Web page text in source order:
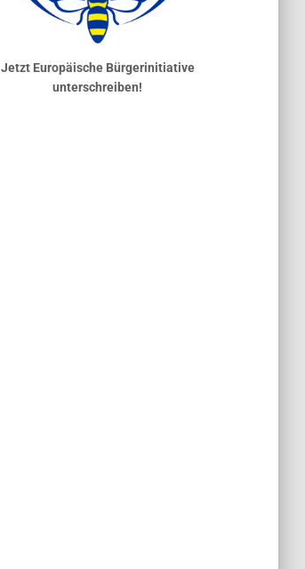
Jetzt Europäische Bürgerinitiative
unterschreiben!